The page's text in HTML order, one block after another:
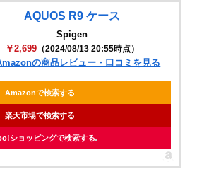
AQUOS R9 ケース
Spigen
￥2,699 （2024/08/13 20:55時点）
の商品レビュー・口コミを見る
Amazonで検索する
楽天市場で検索する
ショッピングで検索する